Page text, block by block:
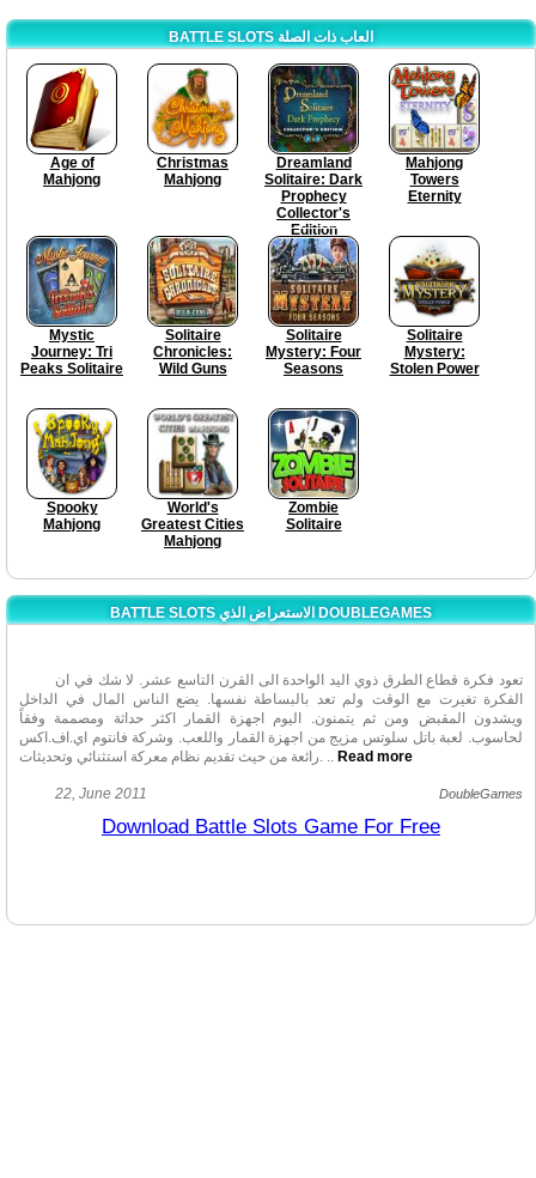
BATTLE SLOTS العاب ذات الصلة
Age of
Mahjong
Christmas
Mahjong
Dreamland
Solitaire: Dark
Prophecy
Collector's
Edition
Mahjong
Towers
Eternity
Mystic
Journey: Tri
Peaks Solitaire
Solitaire
Chronicles:
Wild Guns
Solitaire
Mystery: Four
Seasons
Solitaire
Mystery:
Stolen Power
Spooky
Mahjong
World's
Greatest Cities
Mahjong
Zombie
Solitaire
BATTLE SLOTS الاستعراض الذي DOUBLEGAMES
تعود فكرة قطاع الطرق ذوي اليد الواحدة الى القرن التاسع عشر. لا شك في ان
الفكرة تغيرت مع الوقت ولم تعد بالبساطة نفسها. يضع الناس المال في الداخل
ويشدون المقبض ومن ثم يتمنون. اليوم اجهزة القمار اكثر حداثة ومصممة وفقاً
لحاسوب. لعبة باتل سلوتس مزيج من اجهزة القمار واللعب. وشركة فانتوم اي.اف.اكس
Read more
تبدأ القصة مع الشخصية التي تجد جهاز قمار الذي يكتشف انه سحري. انه السلاح
واجهة اللعبة سهل التعامل معها منذ اللحظة التي تبدأ. في الواقع المستويات الاولى
22, June 2011 DoubleGames
Download Battle Slots Game For Free